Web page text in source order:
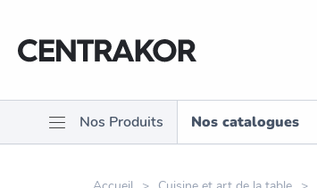
Nos Produits Nos catalogues